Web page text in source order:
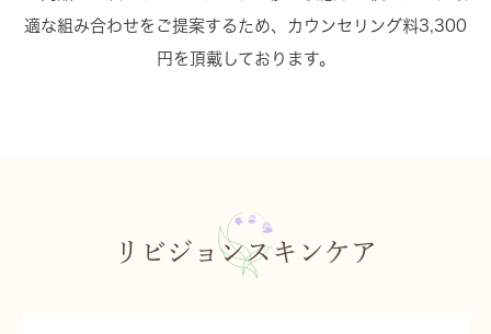
適な組み合わせをご提案するため、カウンセリング料3,300
円を頂戴しております。
リビジョンスキンケア